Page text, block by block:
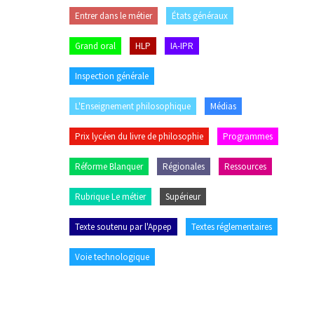
Entrer dans le métier États généraux
Grand oral HLP IA-IPR
Inspection générale
L'Enseignement philosophique Médias
Prix lycéen du livre de philosophie Programmes
Réforme Blanquer Régionales Ressources
Rubrique Le métier Supérieur
Texte soutenu par l'Appep Textes réglementaires
Voie technologique